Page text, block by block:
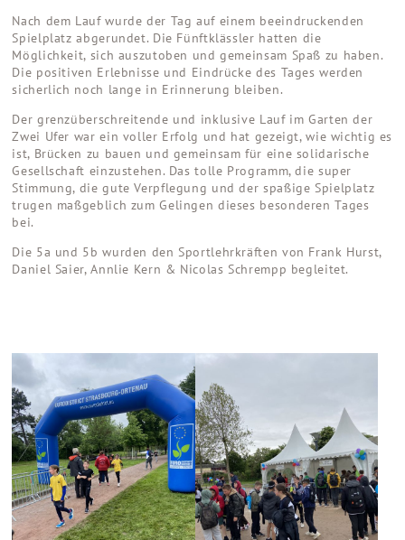
Nach dem Lauf wurde der Tag auf einem beeindruckenden
Spielplatz abgerundet. Die Fünftklässler hatten die
Möglichkeit, sich auszutoben und gemeinsam Spaß zu haben.
Die positiven Erlebnisse und Eindrücke des Tages werden
sicherlich noch lange in Erinnerung bleiben.
Der grenzüberschreitende und inklusive Lauf im Garten der
Zwei Ufer war ein voller Erfolg und hat gezeigt, wie wichtig es
ist, Brücken zu bauen und gemeinsam für eine solidarische
Gesellschaft einzustehen. Das tolle Programm, die super
Stimmung, die gute Verpflegung und der spaßige Spielplatz
trugen maßgeblich zum Gelingen dieses besonderen Tages
bei.
Die 5a und 5b wurden den Sportlehrkräften von Frank Hurst,
Daniel Saier, Annlie Kern & Nicolas Schrempp begleitet.